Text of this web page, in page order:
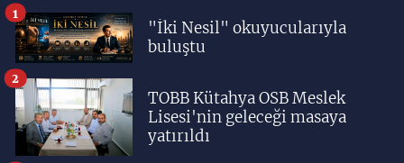
"İki Nesil" okuyucularıyla
buluştu
1
TOBB Kütahya OSB Meslek
Lisesi'nin geleceği masaya
yatırıldı
2